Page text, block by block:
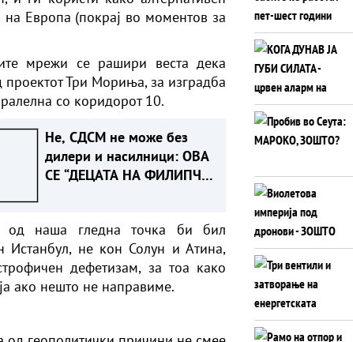
Европа (покрај во моментов за
мрежи се рашири веста дека
Три Мориња, за изградба
со коридорот 10.
Не, СДСМ не може без
дилери и насилници: ОВА
СЕ “ДЕЦАТА НА ФИЛИПЧЕ
од наша гледна точка би бил
Истанбул, не кон Солун и Атина,
дефетизам, за тоа како
ако нешто не направиме.